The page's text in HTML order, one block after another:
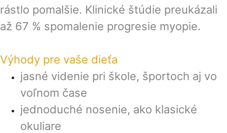
rástlo pomalšie. Klinické štúdie preukázali
až 67 % spomalenie progresie myopie.
Výhody pre vaše dieťa
jasné videnie pri škole, športoch aj vo
voľnom čase
jednoduché nosenie, ako klasické
okuliare